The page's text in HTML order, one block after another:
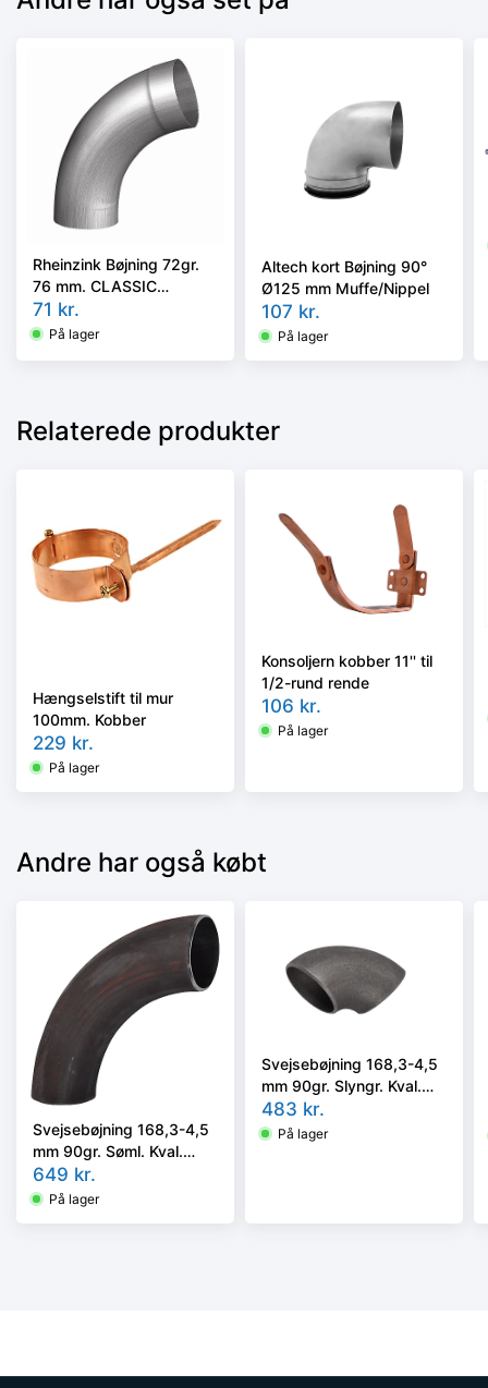
Rheinzink Bøjning 72gr.
76 mm. CLASSIC
walzblank - Tages ikke
retur -
71 kr.
På lager
Altech kort Bøjning 90°
Ø125 mm Muffe/Nippel
107 kr.
På lager
Relaterede produkter
Hængselstift til mur
100mm. Kobber
229 kr.
På lager
Konsoljern kobber 11'' til
1/2-rund rende
106 kr.
På lager
Andre har også købt
Svejsebøjning 168,3-4,5
mm 90gr. Søml. Kval.
P235GH, EN 10253-2A,
5D
649 kr.
På lager
Svejsebøjning 168,3-4,5
mm 90gr. Slyngr. Kval.
P235GH, EN 10253-2,
2D
483 kr.
På lager